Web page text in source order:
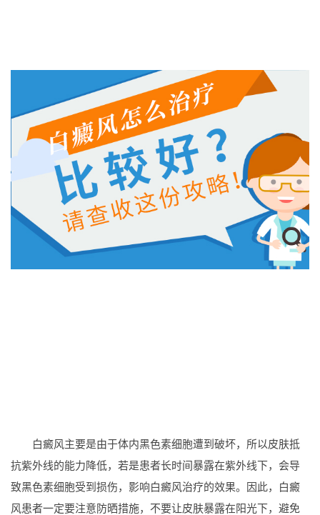
白癜风主要是由于体内黑色素细胞遭到破坏，所以皮肤抵
抗紫外线的能力降低，若是患者长时间暴露在紫外线下，会导
致黑色素细胞受到损伤，影响白癜风治疗的效果。因此，白癜
风患者一定要注意防晒措施，不要让皮肤暴露在阳光下，避免